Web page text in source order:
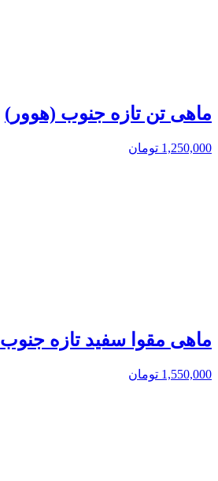
ماهی تن تازه جنوب (هوور)
1,250,000 تومان
ماهی مقوا سفید تازه جنوب
1,550,000 تومان